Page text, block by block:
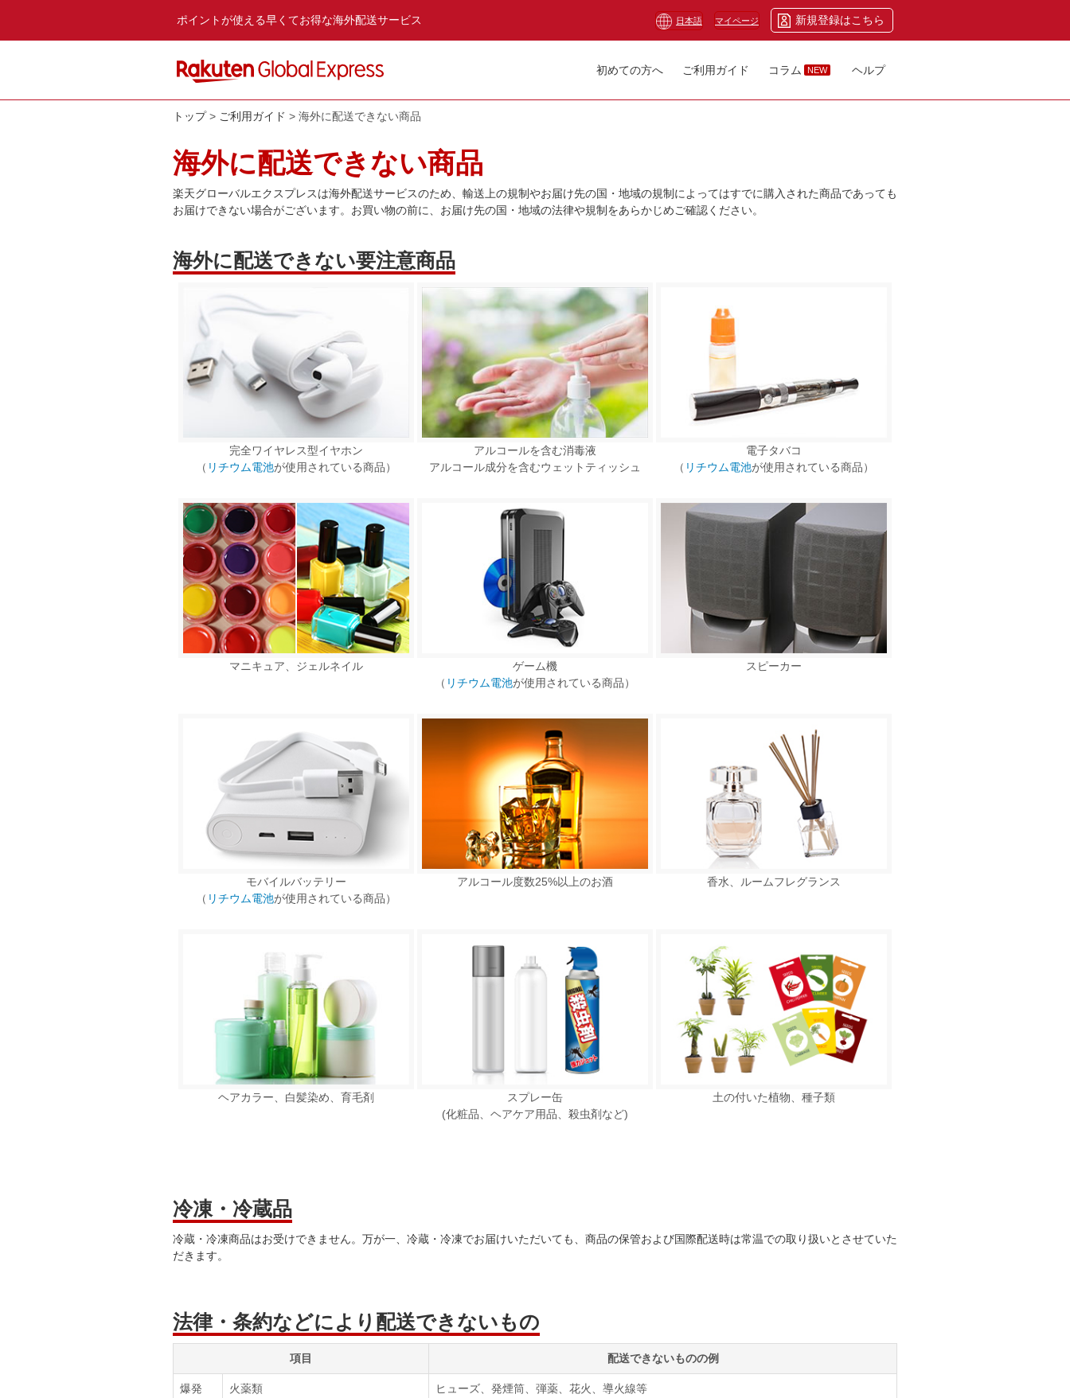
ポイントが使える早くてお得な海外配送サービス 日本語 マイページ 新規登録はこちら
初めての方へ ご利用ガイド コラム NEW ヘルプ
トップ ご利用ガイド 海外に配送できない商品
海外に配送できない商品
楽天グローバルエクスプレスは海外配送サービスのため、輸送上の規制やお届け先の国・地域の規制によってはすでに購入された商品であっても
お届けできない場合がございます。お買い物の前に、お届け先の国・地域の法律や規制をあらかじめご確認ください。
海外に配送できない要注意商品
完全ワイヤレス型イヤホン
（ リチウム電池が使用されている商品）
アルコールを含む消毒液
アルコール成分を含むウェットティッシュ
電子タバコ
（ リチウム電池が使用されている商品）
マニキュア、ジェルネイル
ゲーム機
（ リチウム電池が使用されている商品）
スピーカー
モバイルバッテリー
（ リチウム電池が使用されている商品）
アルコール度数25%以上のお酒 香水、ルームフレグランス
ヘアカラー、白髪染め、育毛剤
スプレー缶
(化粧品、ヘアケア用品、殺虫剤など)
土の付いた植物、種子類
冷凍・冷蔵品
冷蔵・冷凍商品はお受けできません。万が一、冷蔵・冷凍でお届けいただいても、商品の保管および国際配送時は常温での取り扱いとさせていた
だきます。
法律・条約などにより配送できないもの
項目 配送できないものの例
爆発
火薬類 ヒューズ、発煙筒、弾薬、花火、導火線等